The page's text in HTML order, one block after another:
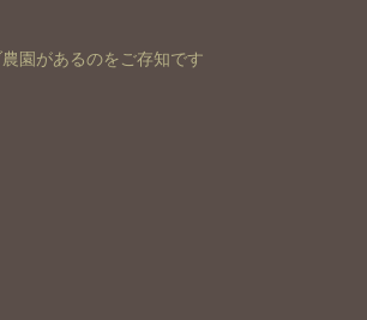
園があるのをご存知です